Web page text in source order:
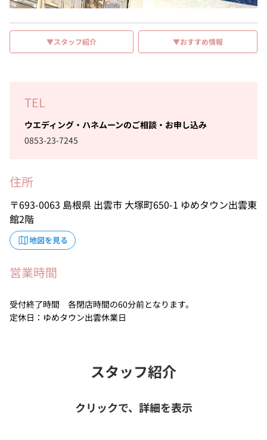
▼スタッフ紹介 ▼おすすめ情報
TEL
ウエディング・ハネムーンのご相談・お申し込み
0853-23-7245
住所
693-0063 島根県 出雲市 大塚町650-1 ゆめタウン出雲東
館2階
地図を見る
営業時間
受付終了時間 各閉店時間の60分前となります。
定休日：ゆめタウン出雲休業日
スタッフ紹介
クリックで、詳細を表示